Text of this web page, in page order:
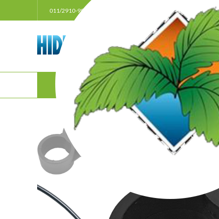
011/2910-999 063/